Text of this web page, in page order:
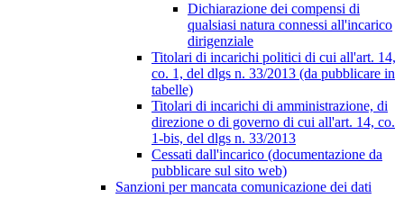
Dichiarazione dei compensi di
qualsiasi natura connessi all'incarico
dirigenziale
Titolari di incarichi politici di cui all'art. 14,
co. 1, del dlgs n. 33/2013 (da pubblicare in
tabelle)
Titolari di incarichi di amministrazione, di
direzione o di governo di cui all'art. 14, co.
1-bis, del dlgs n. 33/2013
Cessati dall'incarico (documentazione da
pubblicare sul sito web)
Sanzioni per mancata comunicazione dei dati